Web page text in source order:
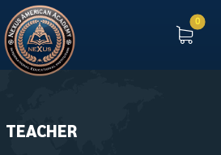
TEACHER